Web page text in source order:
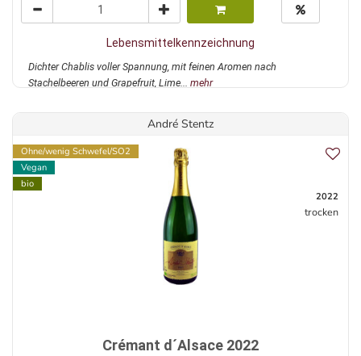
Lebensmittelkennzeichnung
Dichter Chablis voller Spannung, mit feinen Aromen nach
Stachelbeeren und Grapefruit, Lime... mehr
André Stentz
Ohne/wenig Schwefel/SO2
Vegan
bio
2022
trocken
Crémant d´Alsace 2022